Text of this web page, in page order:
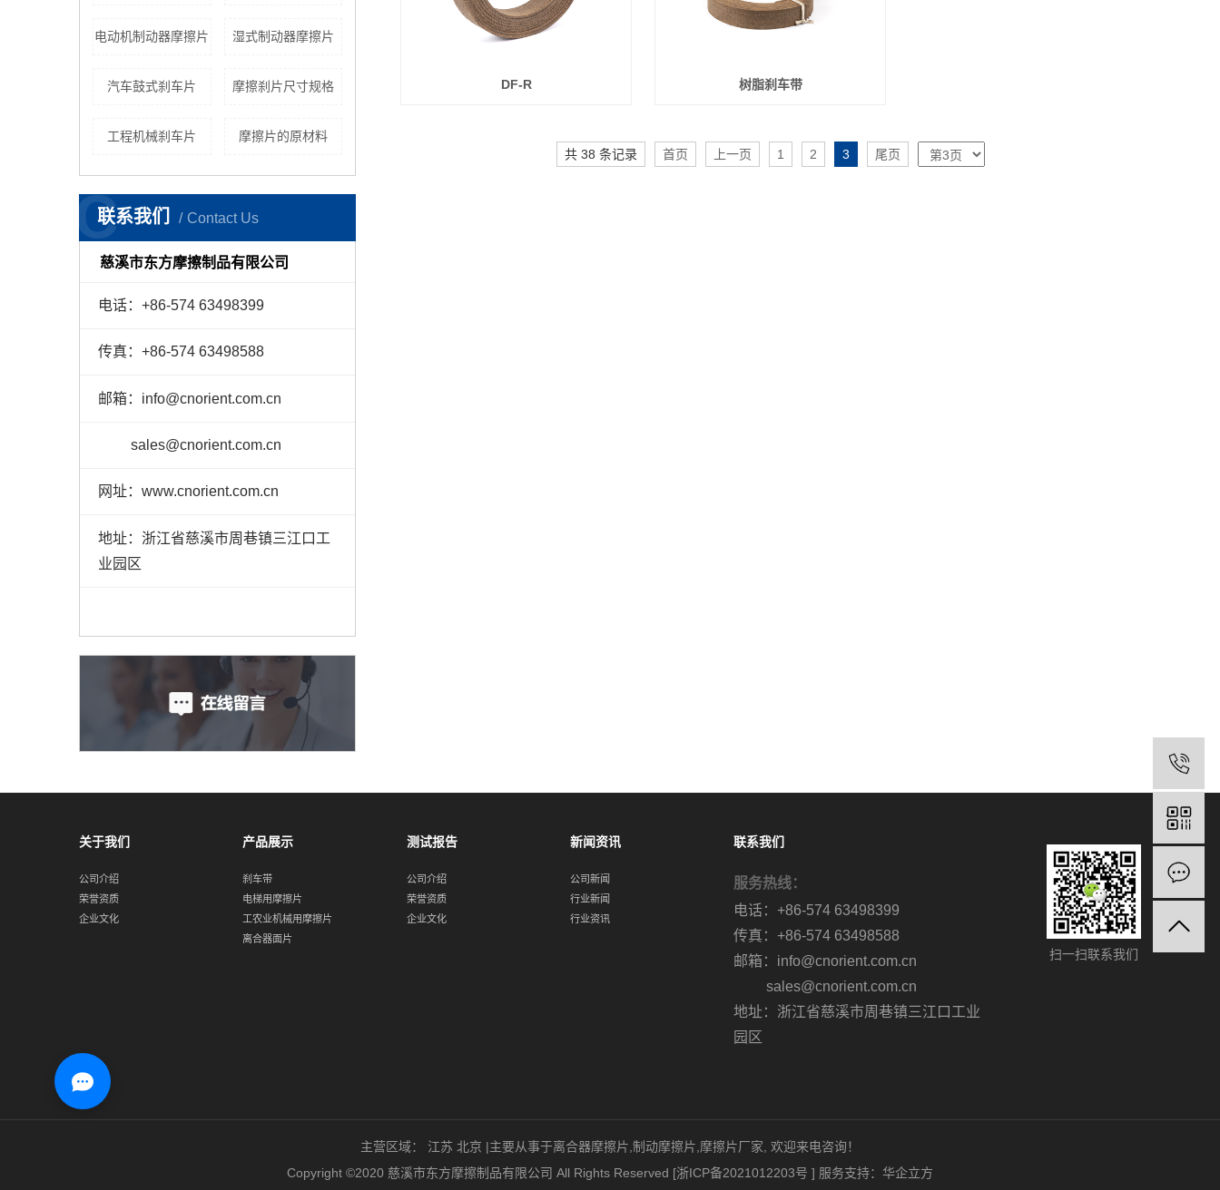
电动机制动器摩擦片 湿式制动器摩擦片
汽车鼓式刹车片 摩擦刹片尺寸规格
工程机械刹车片 摩擦片的原材料
联系我们 Contact Us
C
慈溪市东方摩擦制品有限公司
电话：+86-574 63498399
传真：+86-574 63498588
邮箱：info@cnorient.com.cn
sales@cnorient.com.cn
网址：www.cnorient.com.cn
地址：浙江省慈溪市周巷镇三江口工
业园区
DF-R 树脂刹车带
共 38 条记录 首页 上一页 1 2 3 尾页
关于我们
公司介绍
荣誉资质
企业文化
产品展示
刹车带
电梯用摩擦片
工农业机械用摩擦片
离合器面片
测试报告
公司介绍
荣誉资质
企业文化
新闻资讯
公司新闻
行业新闻
行业资讯
联系我们
服务热线：
电话：+86-574 63498399
传真：+86-574 63498588
邮箱：info@cnorient.com.cn
sales@cnorient.com.cn
地址：浙江省慈溪市周巷镇三江口工业
园区
扫一扫联系我们
主营区域： 江苏 北京 |主要从事于离合器摩擦片,制动摩擦片,摩擦片厂家, 欢迎来电咨询！
Copyright ©2020 慈溪市东方摩擦制品有限公司 All Rights Reserved [浙ICP备2021012203号 ] 服务支持： 华企立方